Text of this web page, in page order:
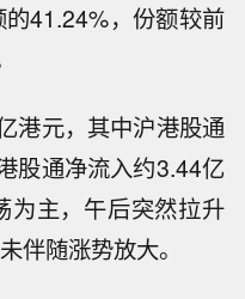
41.24%，份额较前
港元，其中沪港股通
股通净流入约3.44亿
为主，午后突然拉升
伴随涨势放大。